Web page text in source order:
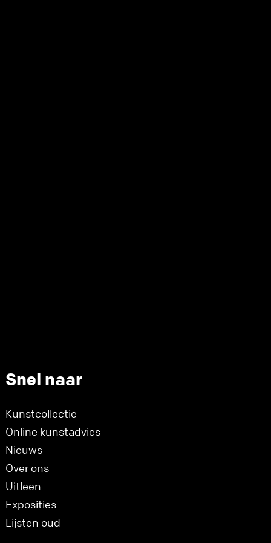
Snel naar
Kunstcollectie
Online kunstadvies
Nieuws
Over ons
Uitleen
Exposities
Lijsten oud